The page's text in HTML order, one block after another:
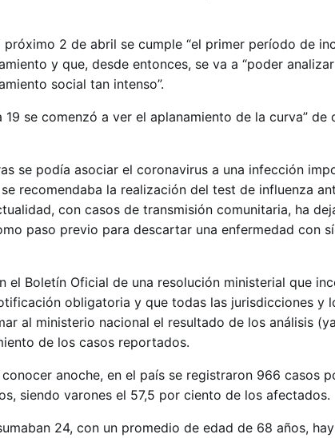
2 de abril se cumple “el primer período de
y que, desde entonces, se va a “poder
social tan intenso”.
19 se comenzó a ver el aplanamiento de la curva” de
se podía asociar el coronavirus a una infección
recomendaba la realización del test de influenza
con casos de transmisión comunitaria, ha
paso previo para descartar una enfermedad con
el Boletín Oficial de una resolución ministerial que
obligatoria y que todas las jurisdicciones y
al ministerio nacional el resultado de los análisis
de los casos reportados.
anoche, en el país se registraron 966 casos
siendo varones el 57,5 por ciento de los afectados.
24, con un promedio de edad de 68 años,